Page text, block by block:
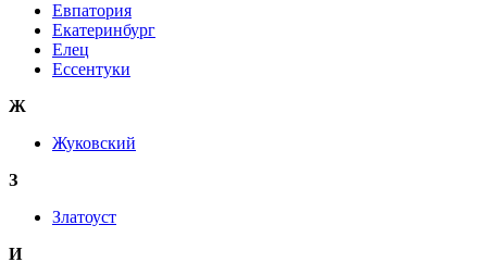
Евпатория
Екатеринбург
Елец
Ессентуки
Ж
Жуковский
З
Златоуст
И